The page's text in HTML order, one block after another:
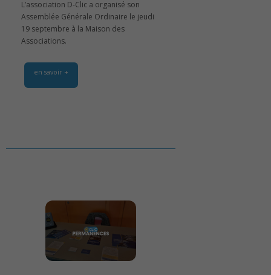
L’association D-Clic a organisé son
Assemblée Générale Ordinaire le jeudi
19 septembre à la Maison des
Associations.
en savoir +